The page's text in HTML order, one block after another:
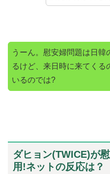
うーん。慰安婦問題は日韓
るけど、来日時に来てくる
いるのでは?
ダヒョン(TWICE)が
用!ネットの反応は？